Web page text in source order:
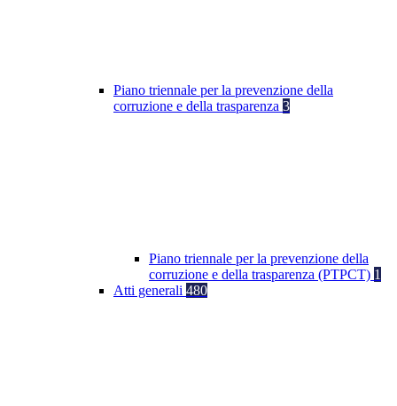
Piano triennale per la prevenzione della
corruzione e della trasparenza 3
Piano triennale per la prevenzione della
corruzione e della trasparenza (PTPCT) 1
Atti generali 480